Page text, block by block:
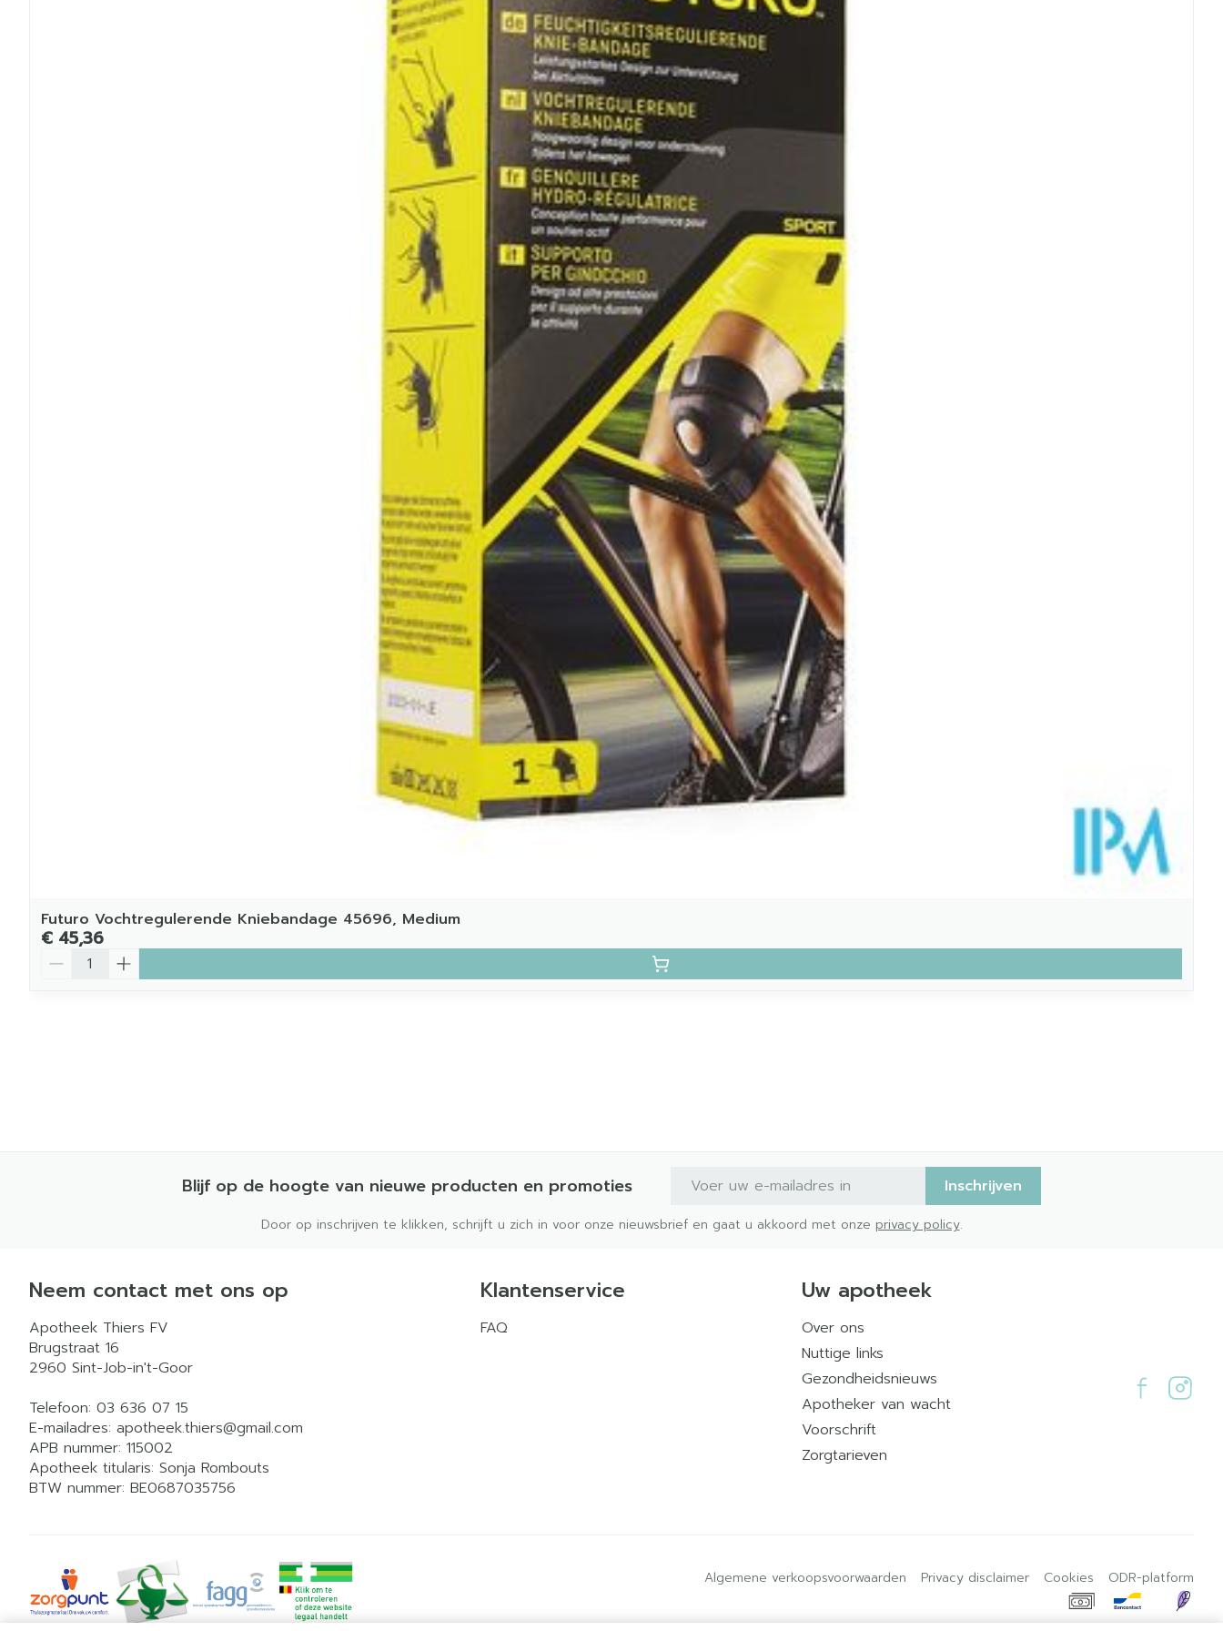
Futuro Vochtregulerende Kniebandage 45696, Medium
€ 45,36
Blijf op de hoogte van nieuwe producten en promoties E-mail adres Inschrijven
Door op inschrijven te klikken, schrijft u zich in voor onze nieuwsbrief en gaat u akkoord met onze privacy policy.
Neem contact met ons op
Apotheek Thiers FV
Brugstraat 16
2960 Sint-Job-in't-Goor
Telefoon: 03 636 07 15
E-mailadres: apotheek.thiers@gmail.com
APB nummer: 115002
Apotheek titularis: Sonja Rombouts
BTW nummer: BE0687035756
Klantenservice
FAQ
Uw apotheek
Over ons
Nuttige links
Gezondheidsnieuws
Apotheker van wacht
Voorschrift
Zorgtarieven
Algemene verkoopsvoorwaarden Privacy disclaimer Cookies ODR-platform